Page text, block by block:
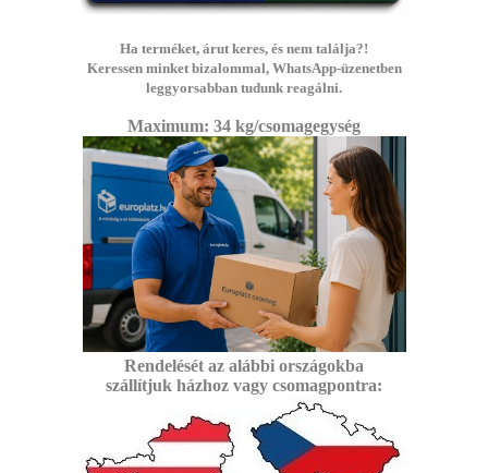
Ha terméket, árut keres, és nem találja?!
Keressen minket bizalommal, WhatsApp-üzenetben
leggyorsabban tudunk reagálni.
Maximum: 34 kg/csomagegység
Rendelését az alábbi országokba
szállítjuk házhoz vagy csomagpontra: